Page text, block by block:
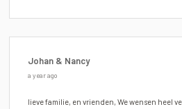
Johan & Nancy
a year ago
lieve familie, en vrienden, We wensen heel